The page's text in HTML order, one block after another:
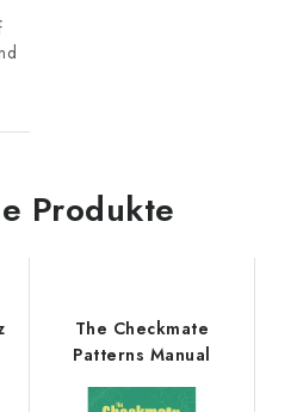
Produkte
The Checkmate
Patterns Manual